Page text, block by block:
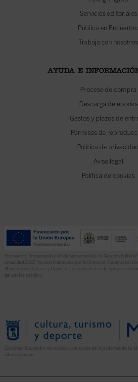
Servicios editoriales
Publica en Encuentro
Trabaja con nosotros
AYUDA E
Proceso de compra
Descarga de ebooks
Gastos y plazos de
Permisos de
Política de privacidad
Aviso legal
Política de cookies
El proyecto “Implementación de herramientas de Gestión Editorial
anualidad 2022” ha sido financiado por la Dirección General del
Ministerio de Cultura y Deporte. La finalidad de este apoyo es
del sector del libro.
Ediciones Encuentro ha recibido una ayuda del Ayuntamiento de